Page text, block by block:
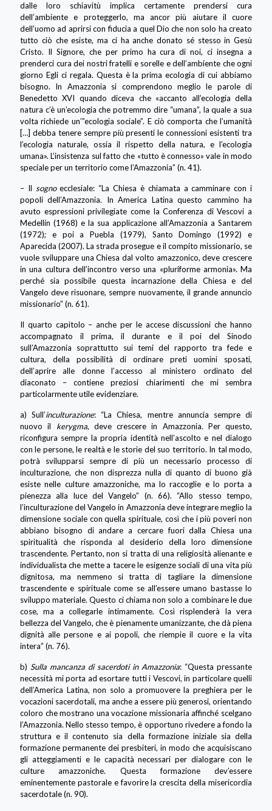
dalle loro schiavitù implica certamente prendersi cura
dell’ambiente e proteggerlo, ma ancor più aiutare il cuore
dell’uomo ad aprirsi con fiducia a quel Dio che non solo ha creato
tutto ciò che esiste, ma ci ha anche donato sé stesso in Gesù
Cristo. Il Signore, che per primo ha cura di noi, ci insegna a
prenderci cura dei nostri fratelli e sorelle e dell’ambiente che ogni
giorno Egli ci regala. Questa è la prima ecologia di cui abbiamo
bisogno. In Amazzonia si comprendono meglio le parole di
Benedetto XVI quando diceva che «accanto all’ecologia della
natura c’è un’ecologia che potremmo dire “umana”, la quale a sua
volta richiede un’”ecologia sociale”. E ciò comporta che l’umanità
[…] debba tenere sempre più presenti le connessioni esistenti tra
l’ecologia naturale, ossia il rispetto della natura, e l’ecologia
umana». L’insistenza sul fatto che «tutto è connesso» vale in modo
speciale per un territorio come l’Amazzonia” (n. 41).
– Il sognoecclesiale: “La Chiesa è chiamata a camminare con i
popoli dell’Amazzonia. In America Latina questo cammino ha
avuto espressioni privilegiate come la Conferenza di Vescovi a
Medellín (1968) e la sua applicazione all’Amazzonia a Santarem
(1972); e poi a Puebla (1979), Santo Domingo (1992) e
Aparecida (2007). La strada prosegue e il compito missionario, se
vuole sviluppare una Chiesa dal volto amazzonico, deve crescere
in una cultura dell’incontro verso una «pluriforme armonia». Ma
perché sia possibile questa incarnazione della Chiesa e del
Vangelo deve risuonare, sempre nuovamente, il grande annuncio
missionario” (n. 61).
Il quarto capitolo – anche per le accese discussioni che hanno
accompagnato il prima, il durante e il poi del Sinodo
sull’Amazzonia soprattutto sui temi del rapporto tra fede e
cultura, della possibilità di ordinare preti uomini sposati,
dell’aprire alle donne l’accesso al ministero ordinato del
diaconato – contiene preziosi chiarimenti che mi sembra
particolarmente utile evidenziare.
a) Sull’inculturazione: “La Chiesa, mentre annuncia sempre di
nuovo il kerygma, deve crescere in Amazzonia. Per questo,
riconfigura sempre la propria identità nell’ascolto e nel dialogo
con le persone, le realtà e le storie del suo territorio. In tal modo,
potrà svilupparsi sempre di più un necessario processo di
inculturazione, che non disprezza nulla di quanto di buono già
esiste nelle culture amazzoniche, ma lo raccoglie e lo porta a
pienezza alla luce del Vangelo” (n. 66). “Allo stesso tempo,
l’inculturazione del Vangelo in Amazzonia deve integrare meglio la
dimensione sociale con quella spirituale, così che i più poveri non
abbiano bisogno di andare a cercare fuori dalla Chiesa una
spiritualità che risponda al desiderio della loro dimensione
trascendente. Pertanto, non si tratta di una religiosità alienante e
individualista che mette a tacere le esigenze sociali di una vita più
dignitosa, ma nemmeno si tratta di tagliare la dimensione
trascendente e spirituale come se all’essere umano bastasse lo
sviluppo materiale. Questo ci chiama non solo a combinare le due
cose, ma a collegarle intimamente. Così risplenderà la vera
bellezza del Vangelo, che è pienamente umanizzante, che dà piena
dignità alle persone e ai popoli, che riempie il cuore e la vita
intera” (n. 76).
b) Sulla mancanza di sacerdoti in Amazzonia: “Questa pressante
necessità mi porta ad esortare tutti i Vescovi, in particolare quelli
dell’America Latina, non solo a promuovere la preghiera per le
vocazioni sacerdotali, ma anche a essere più generosi, orientando
coloro che mostrano una vocazione missionaria affinché scelgano
l’Amazzonia. Nello stesso tempo, è opportuno rivedere a fondo la
struttura e il contenuto sia della formazione iniziale sia della
formazione permanente dei presbiteri, in modo che acquisiscano
gli atteggiamenti e le capacità necessari per dialogare con le
culture amazzoniche. Questa formazione dev’essere
eminentemente pastorale e favorire la crescita della misericordia
sacerdotale (n. 90).